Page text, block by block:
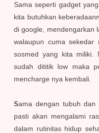
Sama seperti gadget
kita butuhkan
di google, mendengarkan
walaupun cuma sekedar
sosmed yang kita miliki.
sudah dititik low maka
mencharge nya kembali.
Sama dengan tubuh dan
pasti akan mengalami
dalam rutinitas hidup